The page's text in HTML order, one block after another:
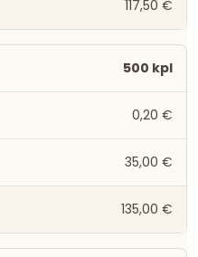
117,50 €
500 kpl
0,20 €
35,00 €
135,00 €